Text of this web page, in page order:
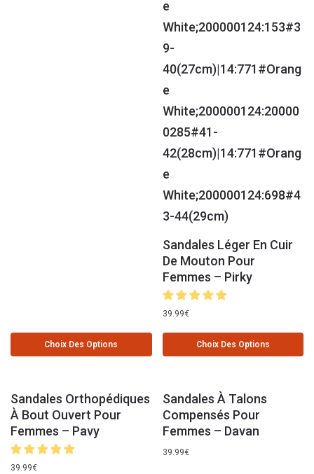
Choix Des Options
Sandales Léger En Cuir
De Mouton Pour
Femmes – Pirky
39.99€
Choix Des Options
Sandales Orthopédiques
À Bout Ouvert Pour
Femmes – Pavy
39.99€
Sandales À Talons
Compensés Pour
Femmes – Davan
39.99€